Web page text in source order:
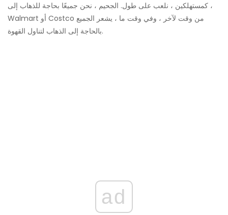
، كمستهلكين ، نلعب على طول. الجحيم ، نحن جميعًا بحاجة للذهاب إلى
Walmart أو Costco من وقت لآخر ، وفي وقت ما ، يشعر الجميع
بالحاجة إلى الذهاب لتناول القهوة.
ad